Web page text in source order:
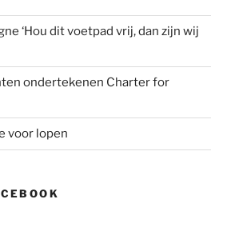
‘Hou dit voetpad vrij, dan zijn wij
ondertekenen Charter for
voor lopen